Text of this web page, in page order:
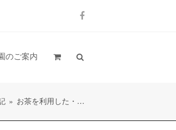
Facebook
のご案内
» お茶を利用した・…